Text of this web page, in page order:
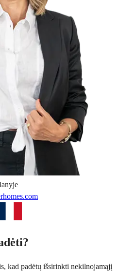
kad padėtų išsirinkti nekilnojamąjį